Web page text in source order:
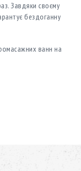
Завдяки своєму
бездоганну
ванн на